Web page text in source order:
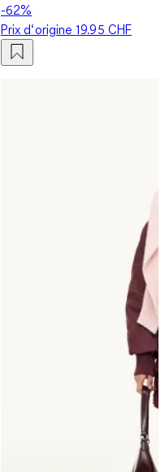
-62%
Prix d‘origine19.95 CHF